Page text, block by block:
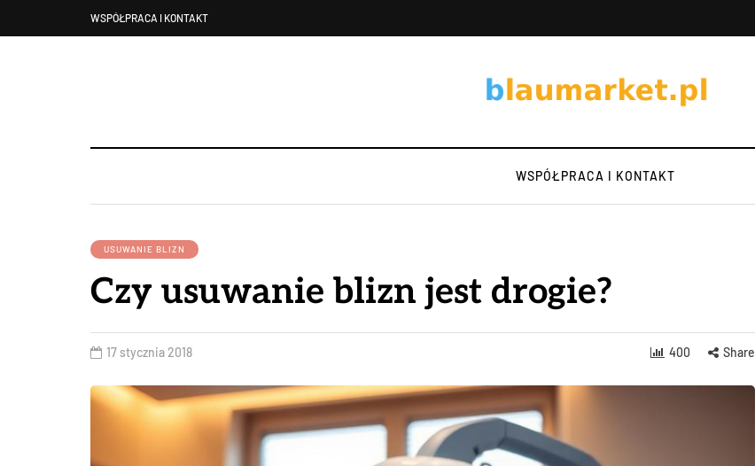
WSPÓŁPRACA I KONTAKT
WSPÓŁPRACA I KONTAKT
USUWANIE BLIZN
Czy usuwanie blizn jest drogie?
17 stycznia 2018 400 Share